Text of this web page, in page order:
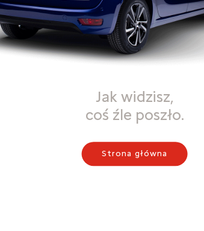
Jak widzisz,
coś źle poszło.
Strona główna